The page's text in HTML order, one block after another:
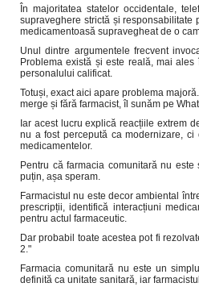
În majoritatea statelor occidentale,
supraveghere strictă și responsabilitate
medicamentoasă supravegheat de o
Unul dintre argumentele frecvent
Problema există și este reală, mai
personalului calificat.
Totuși, exact aici apare problema
merge și fără farmacist, îl sunăm pe
Iar acest lucru explică reacțiile extrem
nu a fost percepută ca modernizare,
medicamentelor.
Pentru că farmacia comunitară nu
puțin, așa speram.
Farmacistul nu este decor ambiental
prescripții, identifică interacțiuni
pentru actul farmaceutic.
Dar probabil toate acestea pot fi
2."
Farmacia comunitară nu este un
definită ca unitate sanitară, iar